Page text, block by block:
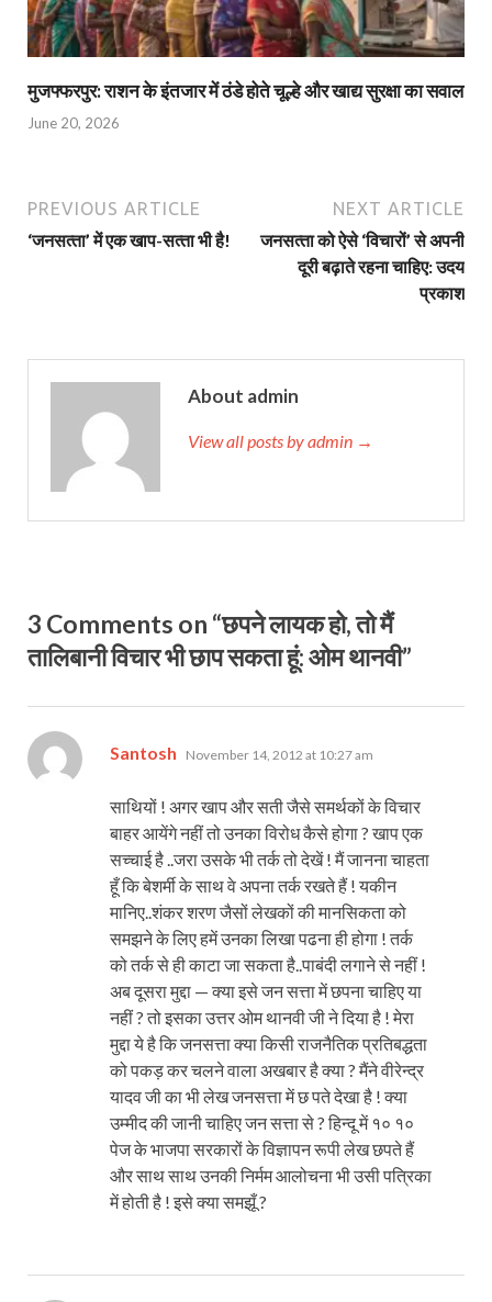
मुजफ्फरपुर: राशन के इंतजार में ठंडे होते चूल्हे और खाद्य सुरक्षा का सवाल
June 20, 2026
PREVIOUS ARTICLE
‘जनसत्‍ता’ में एक खाप-सत्‍ता भी है!
NEXT ARTICLE
जनसत्‍ता को ऐसे ‘विचारों’ से अपनी
दूरी बढ़ाते रहना चाहिए: उदय
प्रकाश
About admin
View all posts by admin →
3 Comments on “छपने लायक हो, तो मैं
तालिबानी विचार भी छाप सकता हूं: ओम थानवी”
Santosh says:
November 14, 2012 at 10:27 am
साथियों ! अगर खाप और सती जैसे समर्थकों के विचार
बाहर आयेंगे नहीं तो उनका विरोध कैसे होगा ? खाप एक
सच्चाई है ..जरा उसके भी तर्क तो देखें ! मैं जानना चाहता
हूँ कि बेशर्मी के साथ वे अपना तर्क रखते हैं ! यकीन
मानिए..शंकर शरण जैसों लेखकों की मानसिकता को
समझने के लिए हमें उनका लिखा पढना ही होगा ! तर्क
को तर्क से ही काटा जा सकता है..पाबंदी लगाने से नहीं !
अब दूसरा मुद्दा — क्या इसे जन सत्ता में छपना चाहिए या
नहीं ? तो इसका उत्तर ओम थानवी जी ने दिया है ! मेरा
मुद्दा ये है कि जनसत्ता क्या किसी राजनैतिक प्रतिबद्धता
को पकड़ कर चलने वाला अखबार है क्या ? मैंने वीरेन्द्र
यादव जी का भी लेख जनसत्ता में छ पते देखा है ! क्या
उम्मीद की जानी चाहिए जन सत्ता से ? हिन्दू में १० १०
पेज के भाजपा सरकारों के विज्ञापन रूपी लेख छपते हैं
और साथ साथ उनकी निर्मम आलोचना भी उसी पत्रिका
में होती है ! इसे क्या समझूँ ?